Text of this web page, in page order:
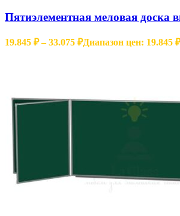
Пятиэлементная меловая доска
19.845 ₽ – 33.075 ₽Диапазон цен: 19.845